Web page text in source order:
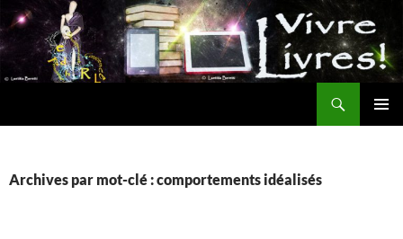
Aller
au
contenu
Archives par mot-clé : comportements idéalisés